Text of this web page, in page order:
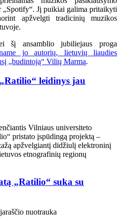
„Spotify“. Jį puikiai galima pritaikyti
apžvelgti tradicinių muzikos
šį ansamblio jubiliejaus proga
jo autorių, lietuvių liaudies
„budintoją“ Vilių Marmą.
leidinys jau
Vilniaus universiteto
pristato įspūdingą projektą –
apžvelgiantį didžiulį elektroninį
etnografinių regionų
„Ratilio“ suka su